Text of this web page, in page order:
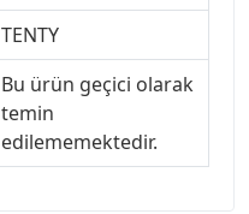
TENTY
Bu ürün geçici olarak
temin
edilememektedir.